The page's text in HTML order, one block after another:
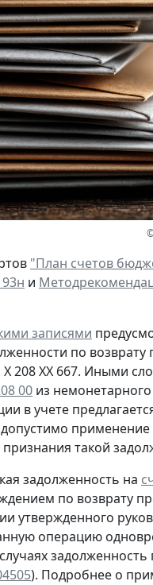
"План счетов
и
записями
по возврату
Х 208 ХХ 667. Иными
00 из
в учете
применение
такой
задолженность на
по возврату
утвержденного
операцию
). Подробнее о